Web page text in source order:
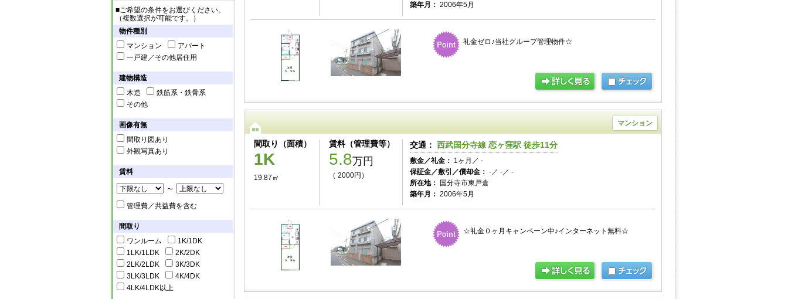
■ご希望の条件をお選びください。
（複数選択が可能です。）
物件種別
マンション
アパート
一戸建／その他居住用
建物構造
木造
鉄筋系・鉄骨系
その他
画像有無
間取り図あり
外観写真あり
賃料
～
管理費／共益費を含む
間取り
ワンルーム
1K/1DK
1LK/1LDK
2K/2DK
2LK/2LDK
3K/3DK
3LK/3LDK
4K/4DK
4LK/4LDK以上
築年月： 2006年5月
礼金ゼロ♪当社グループ管理物件☆
マンション
間取り（面積）
1K
19.87㎡
賃料（管理費等）
5.8万円
（ 2000円）
交通： 西武国分寺線 恋ヶ窪駅 徒歩11分
敷金／礼金： 1ヶ月／ -
保証金／敷引／償却金： -／ -／ -
所在地：
国分寺市東戸倉
築年月： 2006年5月
☆礼金０ヶ月キャンペーン中♪インターネット無料☆